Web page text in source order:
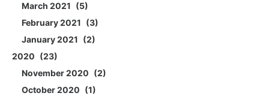
March 2021
5
February 2021
3
January 2021
2
2020
23
November 2020
2
October 2020
1